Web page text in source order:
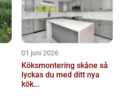
01 juni 2026
Köksmontering skåne så
lyckas du med ditt nya
kök...